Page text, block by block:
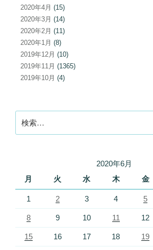
2020年4月 (15)
2020年3月 (14)
2020年2月 (11)
2020年1月 (8)
2019年12月 (10)
2019年11月 (1365)
2019年10月 (4)
索:
2020年6月
月
火 水 木 金
1 2 3 4 5
8 9 10 11 12
15 16 17 18 19